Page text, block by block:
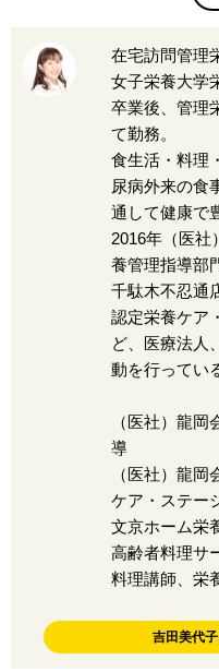
在宅訪問管理
女子栄養大学
卒業後、管理
て勤務。
食生活・料理
尿病外来の食
通して健康で
2016年（医社
養管理指導部
千駄木不忍通
認定栄養ケア
ど、医療法人
動を行ってい
（医社）龍
導
（医社）龍
ケア・ステ
文京ホーム栄
高齢者料理サ
料理講師、栄
吉田美代